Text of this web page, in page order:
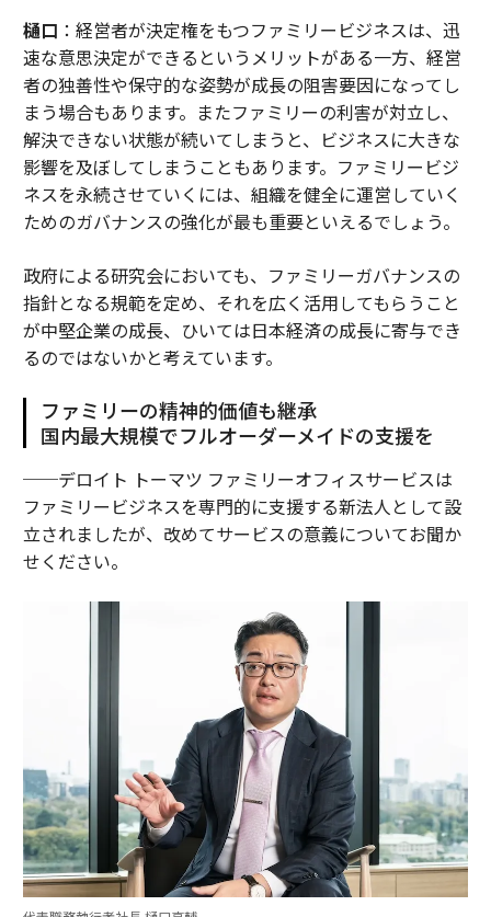
樋口 ：経営者が決定権をもつファミリービジネスは、迅
速な意思決定ができるというメリットがある一方、経営
者の独善性や保守的な姿勢が成長の阻害要因になってし
まう場合もあります。またファミリーの利害が対立し、
解決できない状態が続いてしまうと、ビジネスに大きな
影響を及ぼしてしまうこともあります。ファミリービジ
ネスを永続させていくには、組織を健全に運営していく
ためのガバナンスの強化が最も重要といえるでしょう。
政府による研究会においても、ファミリーガバナンスの
指針となる規範を定め、それを広く活用してもらうこと
が中堅企業の成長、ひいては日本経済の成長に寄与でき
るのではないかと考えています。
ファミリーの精神的価値も継承
国内最大規模でフルオーダーメイドの支援を
──デロイト トーマツ ファミリーオフィスサービスは
ファミリービジネスを専門的に支援する新法人として設
立されましたが、改めてサービスの意義についてお聞か
せください。